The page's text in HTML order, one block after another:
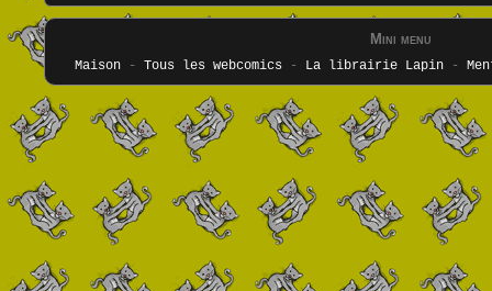
Mini menu
Maison- Tous les webcomics - La librairie Lapin-